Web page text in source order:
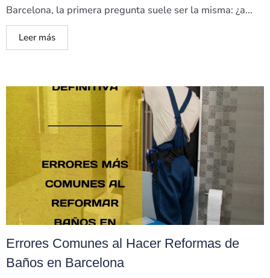
Barcelona, la primera pregunta suele ser la misma: ¿a...
Leer más
Errores Comunes al Hacer Reformas de
Baños en Barcelona